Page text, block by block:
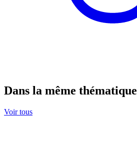
Dans la même thématique
Voir tous